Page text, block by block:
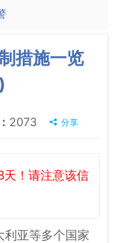
措施一览
2073 分享
！请注意该信
利亚等多个国家